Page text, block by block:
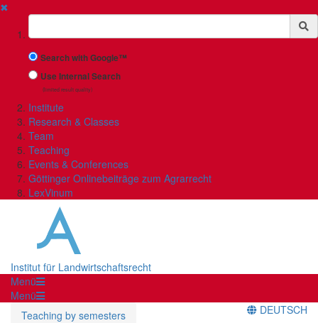
✖
Suchbegriff
Search with Google™
Use Internal Search
(limited result quality)
Institute
Research & Classes
Team
Teaching
Events & Conferences
Göttinger Onlinebeiträge zum Agrarrecht
LexVinum
Institut für Landwirtschaftsrecht
Menü
Menü
Teaching by semesters
DEUTSCH